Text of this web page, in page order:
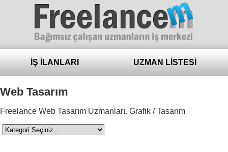
Freelance
İŞ İLANLARI UZMAN LİSTESİ
Web Tasarım
Freelance Web Tasarım Uzmanları. Grafik / Tasarım